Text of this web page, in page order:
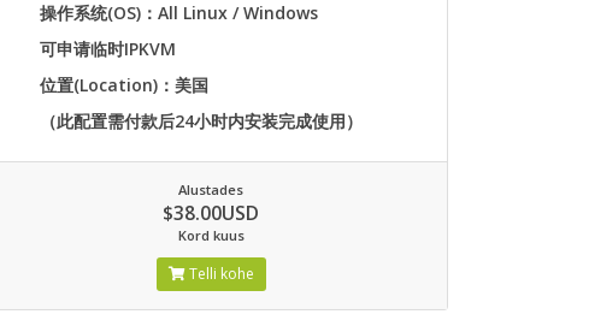
操作系统(OS)：All Linux / Windows
可申请临时IPKVM
位置(Location)：美国
（此配置需付款后24小时内安装完成使用）
Alustades
$38.00USD
Kord kuus
Telli kohe